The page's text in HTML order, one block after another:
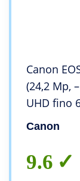
Canon
(24,2 Mp,
UHD fino
II, Display
Canon
9.6